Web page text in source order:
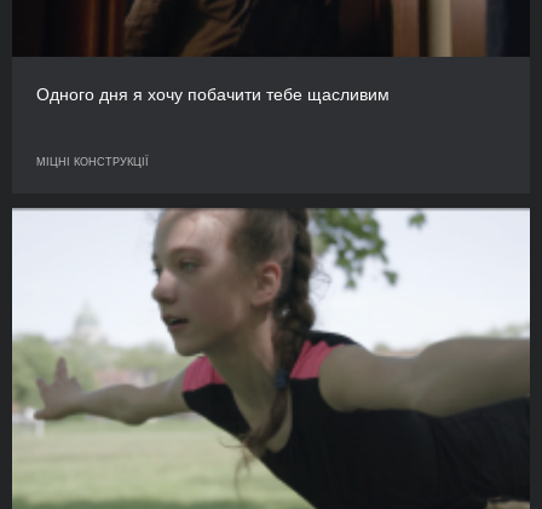
Одного дня я хочу побачити тебе щасливим
МІЦНІ КОНСТРУКЦІЇ